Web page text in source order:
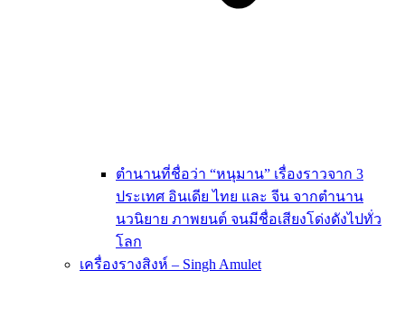
ตำนานที่ชื่อว่า “หนุมาน” เรื่องราวจาก 3
ประเทศ อินเดีย ไทย และ จีน จากตำนาน
นวนิยาย ภาพยนต์ จนมีชื่อเสียงโด่งดังไปทั่ว
โลก
เครื่องรางสิงห์ – Singh Amulet